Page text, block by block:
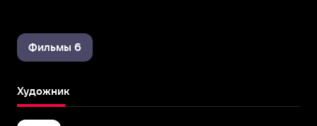
Фильмы 6
Художник